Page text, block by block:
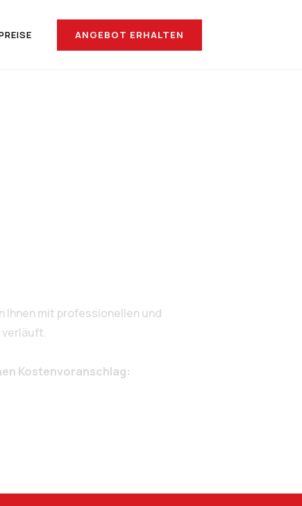
ANGEBOT ERHALTEN
Ihnen mit professionellen und
Kostenvoranschlag: